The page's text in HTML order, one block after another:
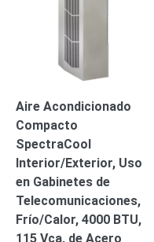
Drones,
Industrial
Industriales
Adaptadores
de
ParedBaterías
de
Alimentación
de
Alimentación
Aire Acondicionado
Compacto
SpectraCool
Interior/Exterior, Uso
en Gabinetes de
Telecomunicaciones,
Frío/Calor, 4000 BTU,
115 Vca, de Acero